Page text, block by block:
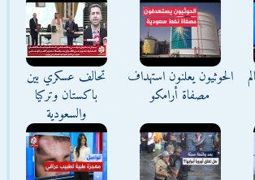
الحوثيون يعلنون استهداف
مصفاة أرامكو
تحالف عسكري بين
باكستان وتركيا
والسعودية